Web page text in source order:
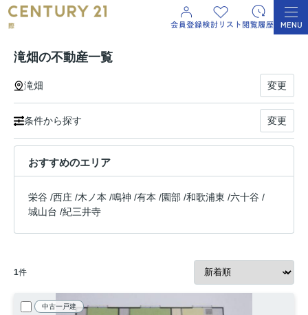
滝畑の不動産一覧
滝畑 変更
条件から探す 変更
おすすめのエリア
栄谷 /西庄 /木ノ本 /鳴神 /有本 /園部 /和歌浦東 /六十谷 /
城山台 /紀三井寺
1件
中古一戸建